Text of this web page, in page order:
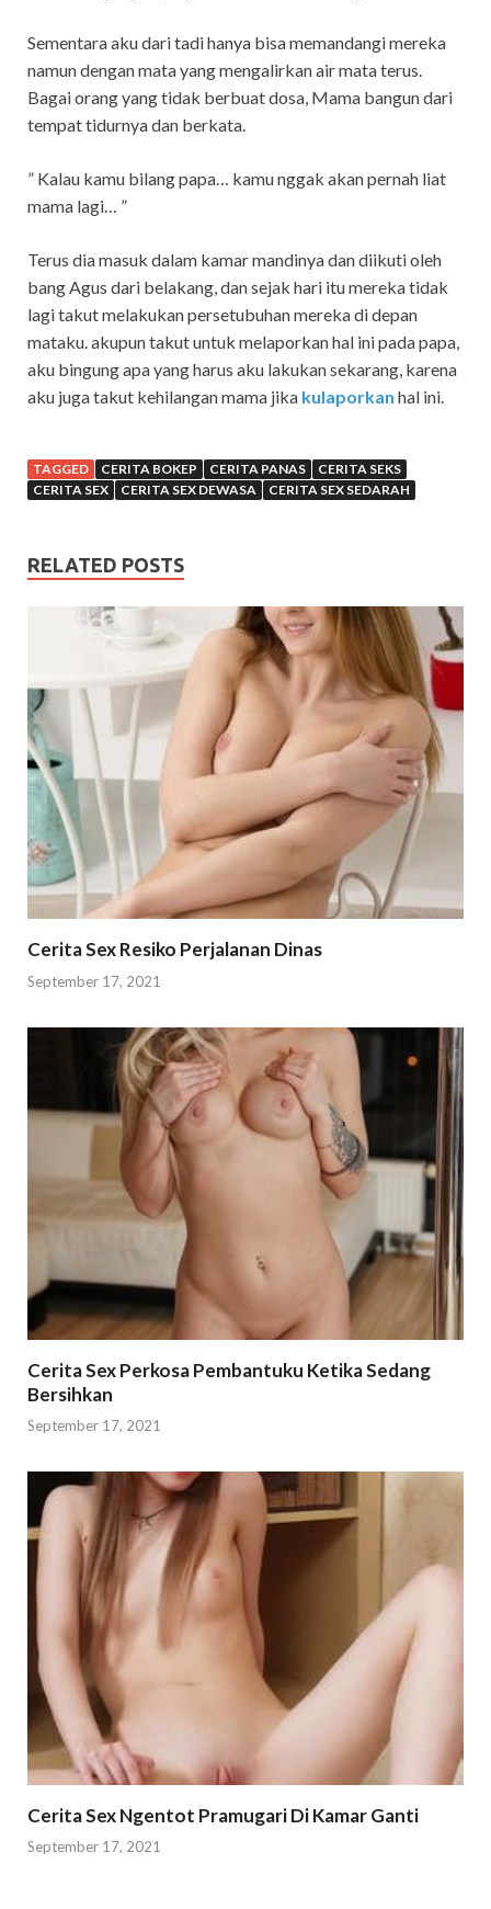
Sementara aku dari tadi hanya bisa memandangi mereka
namun dengan mata yang mengalirkan air mata terus.
Bagai orang yang tidak berbuat dosa, Mama bangun dari
tempat tidurnya dan berkata.
” Kalau kamu bilang papa… kamu nggak akan pernah liat
mama lagi… ”
Terus dia masuk dalam kamar mandinya dan diikuti oleh
bang Agus dari belakang, dan sejak hari itu mereka tidak
lagi takut melakukan persetubuhan mereka di depan
mataku. akupun takut untuk melaporkan hal ini pada papa,
aku bingung apa yang harus aku lakukan sekarang, karena
aku juga takut kehilangan mama jika kulaporkan hal ini.
TAGGED CERITA BOKEP CERITA PANAS
CERITA SEKS
CERITA SEX
CERITA SEX DEWASA CERITA SEX SEDARAH
RELATED POSTS
Cerita Sex Resiko Perjalanan Dinas
September 17, 2021
Cerita Sex Perkosa Pembantuku Ketika Sedang
Bersihkan
September 17, 2021
Cerita Sex Ngentot Pramugari Di Kamar Ganti
September 17, 2021